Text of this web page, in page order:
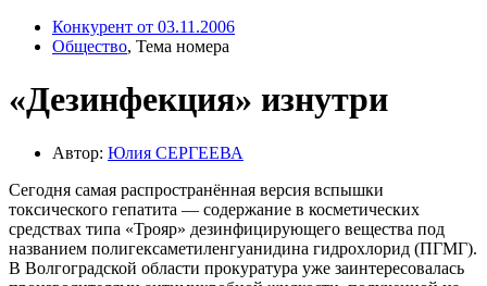
Конкурент от 03.11.2006
Общество, Тема номера
«Дезинфекция» изнутри
Автор: Юлия СЕРГЕЕВА
Сегодня самая распространённая версия вспышки
токсического гепатита — содержание в косметических
средствах типа «Трояр» дезинфицирующего вещества под
названием полигексаметиленгуанидина гидрохлорид (ПГМГ).
В Волгоградской области прокуратура уже заинтересовалась